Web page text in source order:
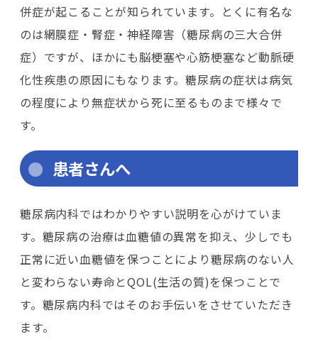
併症が起こることが知られています。とくに有名な
のは網膜症・腎症・神経障害（糖尿病の三大合併
症）ですが、ほかにも脳梗塞や心筋梗塞など動脈硬
化性疾患の原因にもなります。糖尿病の症状は病気
の程度により無症状から死に至るものまで様々で
す。
患者さんへ
糖尿病内科ではわかりやすい説明を心がけていま
す。糖尿病の治療は血糖値の異常を抑え、少しでも
正常に近い血糖値を保つことにより糖尿病のない人
と変わらない寿命とQOL(生活の質)を保つことで
す。糖尿病内科ではそのお手伝いをさせていただき
ます。